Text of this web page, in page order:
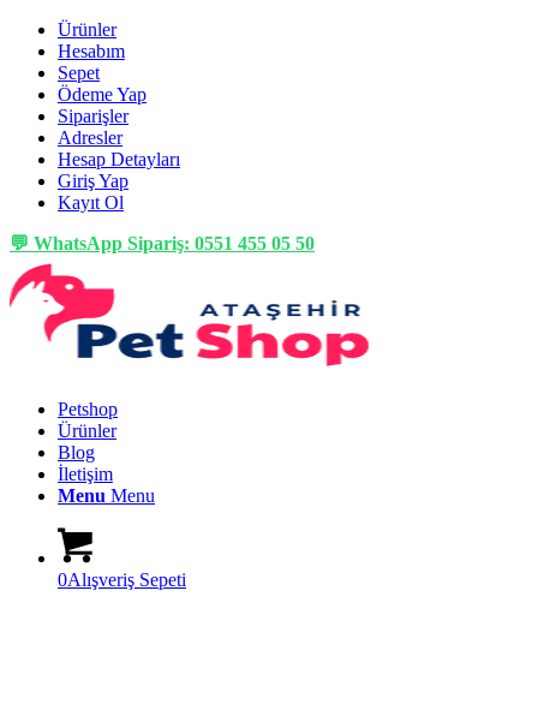
Ürünler
Hesabım
Sepet
Ödeme Yap
Siparişler
Adresler
Hesap Detayları
Giriş Yap
Kayıt Ol
💬 WhatsApp Sipariş: 0551 455 05 50
Petshop
Ürünler
Blog
İletişim
Menu Menu
0Alışveriş Sepeti